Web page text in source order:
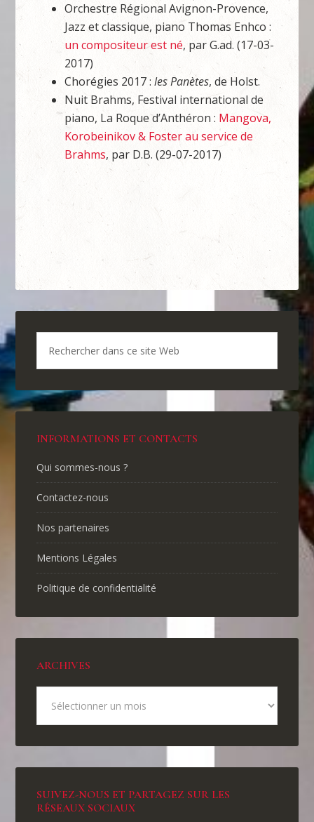
Orchestre Régional Avignon-Provence,
Jazz et classique, piano Thomas Enhco :
un compositeur est né, par G.ad. (17-03-
2017)
Chorégies 2017 :les Panètes, de Holst.
Nuit Brahms, Festival international de
piano, La Roque d’Anthéron : Mangova,
Korobeinikov & Foster au service de
Brahms, par D.B. (29-07-2017)
INFORMATIONS ET CONTACTS
Qui sommes-nous ?
Contactez-nous
Nos partenaires
Mentions Légales
Politique de confidentialité
ARCHIVES
SUIVEZ-NOUS ET PARTAGEZ SUR LES
RÉSEAUX SOCIAUX